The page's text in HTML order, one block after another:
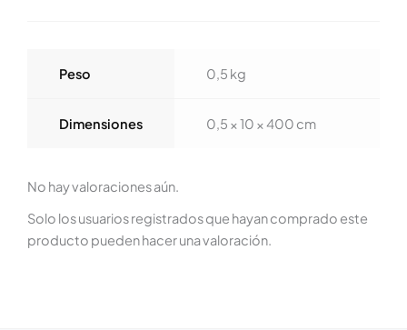
Peso 0,5 kg
Dimensiones 0,5 × 10 × 400 cm
No hay valoraciones aún.
Solo los usuarios registrados que hayan comprado este
producto pueden hacer una valoración.